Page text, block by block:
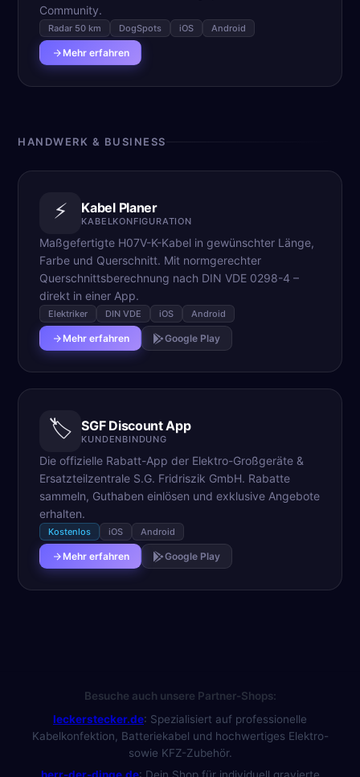
Community.
Radar 50 km DogSpots iOS Android
Mehr erfahren
HANDWERK & BUSINESS
⚡ Kabel Planer
KABELKONFIGURATION
Maßgefertigte H07V-K-Kabel in gewünschter Länge,
Farbe und Querschnitt. Mit normgerechter
Querschnittsberechnung nach DIN VDE 0298-4 –
direkt in einer App.
Elektriker DIN VDE iOS Android
Mehr erfahren Google Play
🏷️ SGF Discount App
KUNDENBINDUNG
Die offizielle Rabatt-App der Elektro-Großgeräte &
Ersatzteilzentrale S.G. Fridriszik GmbH. Rabatte
sammeln, Guthaben einlösen und exklusive Angebote
erhalten.
Kostenlos iOS Android
Mehr erfahren Google Play
Besuche auch unsere Partner-Shops:
leckerstecker.de: Spezialisiert auf professionelle
Kabelkonfektion, Batteriekabel und hochwertiges Elektro-
sowie KFZ-Zubehör.